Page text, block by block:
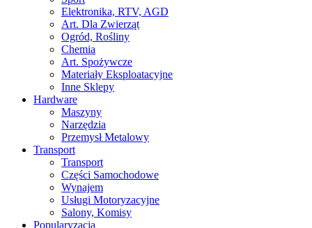
Elektronika, RTV, AGD
Art. Dla Zwierząt
Ogród, Rośliny
Chemia
Art. Spożywcze
Materiały Eksploatacyjne
Inne Sklepy
Hardware
Maszyny
Narzędzia
Przemysł Metalowy
Transport
Transport
Części Samochodowe
Wynajem
Usługi Motoryzacyjne
Salony, Komisy
Popularyzacja